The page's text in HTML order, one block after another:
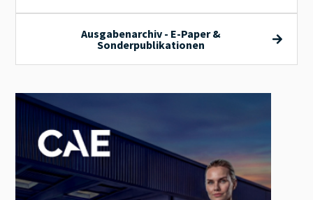
Ausgabenarchiv - E-Paper &
Sonderpublikationen